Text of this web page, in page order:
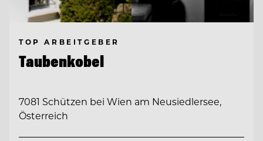
TOP ARBEITGEBER
Taubenkobel
7081 Schützen bei Wien am Neusiedlersee,
Österreich